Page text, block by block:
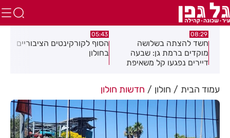
08:29
חשד להצתה בשלושה
מוקדים ברמת גן: שבעה
דיירים נפגעו קל משאיפת
05:43
הסוף לקורקינטים הציבוריים
בחולון
עמוד הבית חולון חדשות חולון